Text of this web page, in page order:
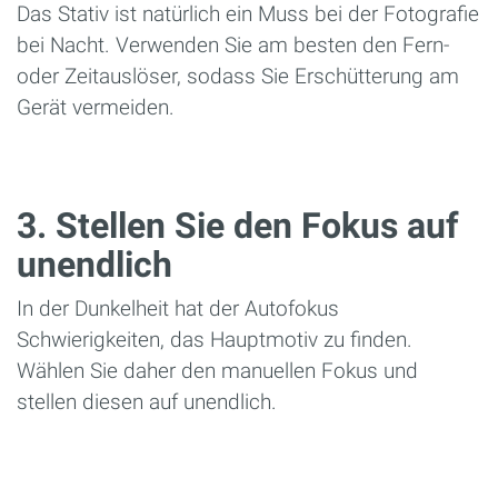
Das Stativ ist natürlich ein Muss bei der Fotografie
bei Nacht. Verwenden Sie am besten den Fern-
oder Zeitauslöser, sodass Sie Erschütterung am
Gerät vermeiden.
3. Stellen Sie den Fokus auf
unendlich
In der Dunkelheit hat der Autofokus
Schwierigkeiten, das Hauptmotiv zu finden.
Wählen Sie daher den manuellen Fokus und
stellen diesen auf unendlich.